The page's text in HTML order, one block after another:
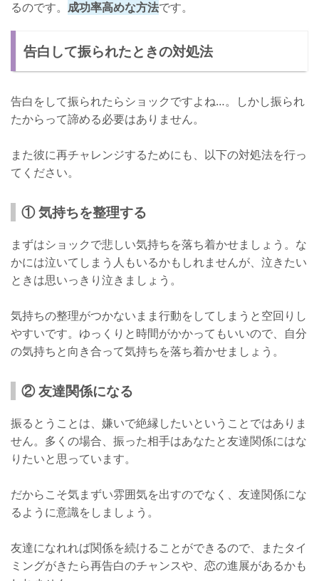
るのです。 成功率高めな方法です。
告白して振られたときの対処法
告白をして振られたらショックですよね…。しかし振られ
たからって諦める必要はありません。
また彼に再チャレンジするためにも、以下の対処法を行っ
てください。
① 気持ちを整理する
まずはショックで悲しい気持ちを落ち着かせましょう。な
かには泣いてしまう人もいるかもしれませんが、泣きたい
ときは思いっきり泣きましょう。
気持ちの整理がつかないまま行動をしてしまうと空回りし
やすいです。ゆっくりと時間がかかってもいいので、自分
の気持ちと向き合って気持ちを落ち着かせましょう。
② 友達関係になる
振るとうことは、嫌いで絶縁したいということではありま
せん。多くの場合、振った相手はあなたと友達関係にはな
りたいと思っています。
だからこそ気まずい雰囲気を出すのでなく、友達関係にな
るように意識をしましょう。
友達になれれば関係を続けることができるので、またタイ
ミングがきたら再告白のチャンスや、恋の進展があるかも